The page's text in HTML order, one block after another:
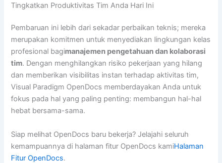
Tingkatkan Produktivitas Tim Anda Hari Ini
Pembaruan ini lebih dari sekadar perbaikan teknis; mereka
merupakan komitmen untuk menyediakan lingkungan kelas
profesional bagimanajemen pengetahuan dan kolaborasi
tim. Dengan menghilangkan risiko pekerjaan yang hilang
dan memberikan visibilitas instan terhadap aktivitas tim,
Visual Paradigm OpenDocs memberdayakan Anda untuk
fokus pada hal yang paling penting: membangun hal-hal
hebat bersama-sama.
Siap melihat OpenDocs baru bekerja? Jelajahi seluruh
kemampuannya di halaman fitur OpenDocs kamiHalaman
Fitur OpenDocs.